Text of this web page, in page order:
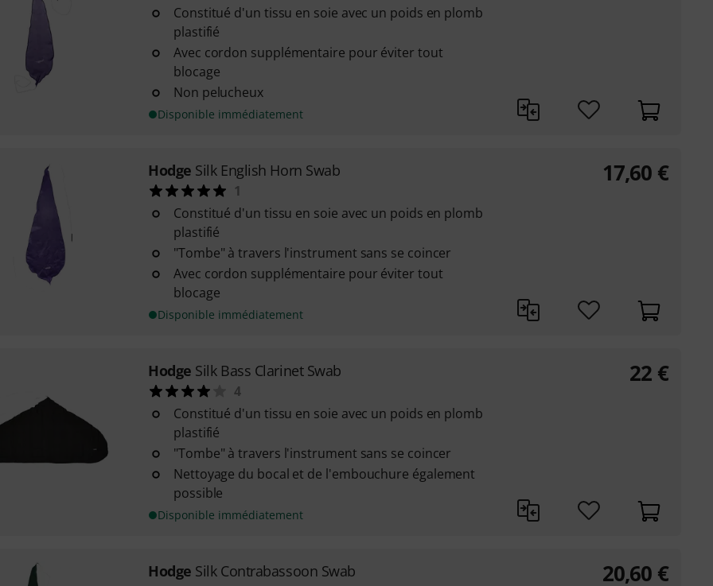
Constitué d'un tissu en soie avec un poids en plomb
plastifié
Avec cordon supplémentaire pour éviter tout
blocage
Non pelucheux
Disponible immédiatement
Hodge Silk English Horn Swab
1
Constitué d'un tissu en soie avec un poids en plomb
plastifié
"Tombe" à travers l'instrument sans se coincer
Avec cordon supplémentaire pour éviter tout
blocage
Disponible immédiatement
17,60 €
Hodge Silk Bass Clarinet Swab
4
Constitué d'un tissu en soie avec un poids en plomb
plastifié
"Tombe" à travers l'instrument sans se coincer
Nettoyage du bocal et de l'embouchure également
possible
Disponible immédiatement
22 €
Hodge Silk Contrabassoon Swab 20,60 €